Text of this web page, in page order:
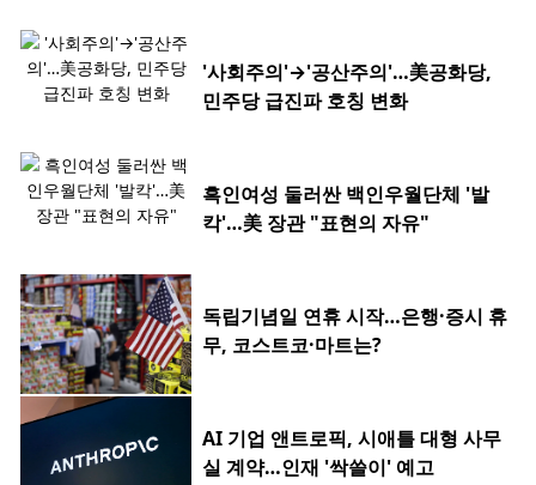
'사회주의'→'공산주의'…美공화당,
민주당 급진파 호칭 변화
흑인여성 둘러싼 백인우월단체 '발
칵'…美 장관 "표현의 자유"
독립기념일 연휴 시작…은행·증시 휴
무, 코스트코·마트는?
AI 기업 앤트로픽, 시애틀 대형 사무
실 계약…인재 '싹쓸이' 예고